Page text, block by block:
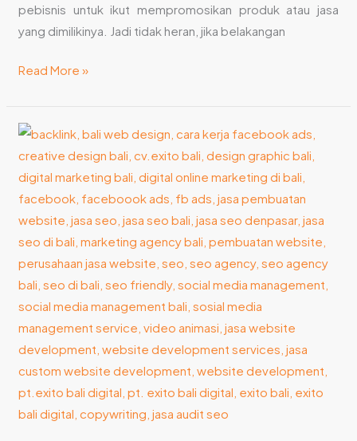
pebisnis untuk ikut mempromosikan produk atau jasa
yang dimilikinya. Jadi tidak heran, jika belakangan
Read More »
Kapan
Harus
Gunakan
Jasa
Audit
SEO?
Ini
Jawabannya!